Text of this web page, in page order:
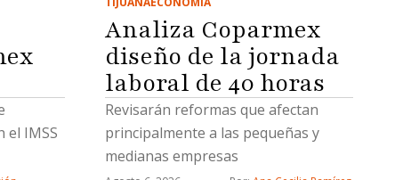
el IMSS
Analiza Coparmex
diseño de la jornada
laboral de 40 horas
Revisarán reformas que afectan
principalmente a las pequeñas y
medianas empresas